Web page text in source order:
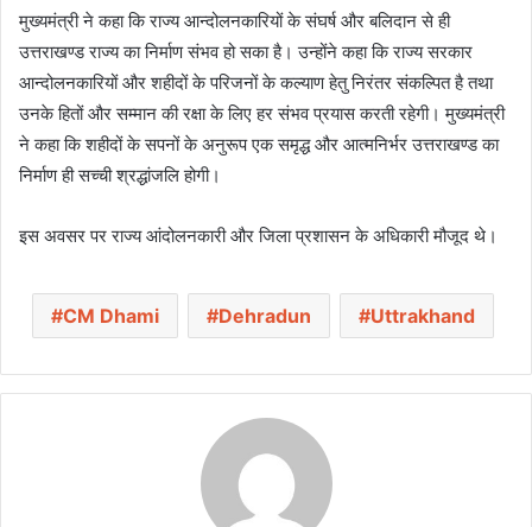
मुख्यमंत्री ने कहा कि राज्य आन्दोलनकारियों के संघर्ष और बलिदान से ही
उत्तराखण्ड राज्य का निर्माण संभव हो सका है। उन्होंने कहा कि राज्य सरकार
आन्दोलनकारियों और शहीदों के परिजनों के कल्याण हेतु निरंतर संकल्पित है तथा
उनके हितों और सम्मान की रक्षा के लिए हर संभव प्रयास करती रहेगी। मुख्यमंत्री
ने कहा कि शहीदों के सपनों के अनुरूप एक समृद्ध और आत्मनिर्भर उत्तराखण्ड का
निर्माण ही सच्ची श्रद्धांजलि होगी।
इस अवसर पर राज्य आंदोलनकारी और जिला प्रशासन के अधिकारी मौजूद थे।
CM Dhami Dehradun Uttrakhand